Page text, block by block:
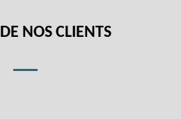
NOS CLIENTS